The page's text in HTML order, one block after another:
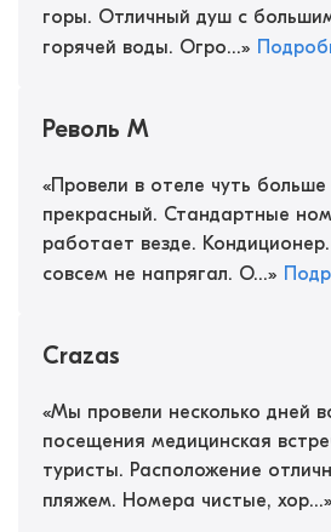
горы. Отличный душ с
горячей воды. Огро...»
Револь М
«Провели в отеле чуть
прекрасный. Стандартные
работает везде.
совсем не напрягал. О...»
Crazas
«Мы провели несколько дней
посещения медицинская
туристы. Расположение
пляжем. Номера чистые, хор...»